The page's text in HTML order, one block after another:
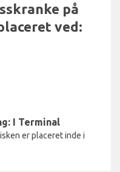
på
ved:
I Terminal
er placeret inde i